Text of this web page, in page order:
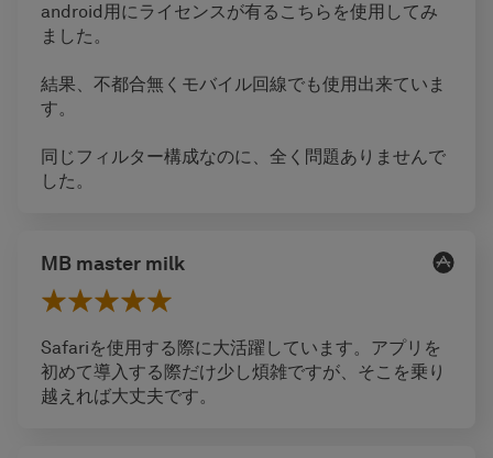
android用にライセンスが有るこちらを使用してみ
ました。
結果、不都合無くモバイル回線でも使用出来ていま
す。
同じフィルター構成なのに、全く問題ありませんで
した。
MB master milk
Safariを使用する際に大活躍しています。アプリを
初めて導入する際だけ少し煩雑ですが、そこを乗り
越えれば大丈夫です。